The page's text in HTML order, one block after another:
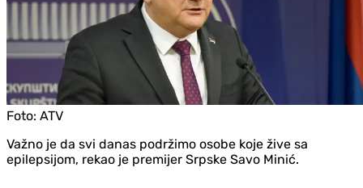
Foto: ATV
Važno je da svi danas podržimo osobe koje žive sa
epilepsijom, rekao je premijer Srpske Savo Minić.